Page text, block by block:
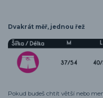
Dvakrát měř, jednou řež
Pokud budeš chtít větší nebo